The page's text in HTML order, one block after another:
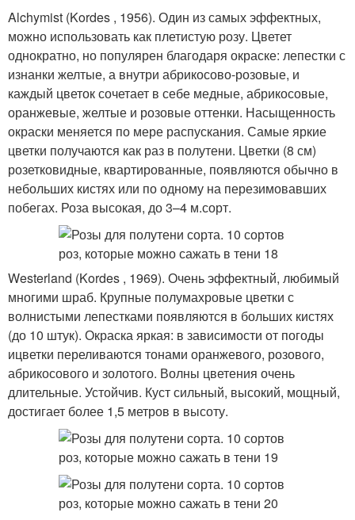
Alchymist (Kordes , 1956). Один из самых эффектных,
можно использовать как плетистую розу. Цветет
однократно, но популярен благодаря окраске: лепестки с
изнанки желтые, а внутри абрикосово-розовые, и
каждый цветок сочетает в себе медные, абрикосовые,
оранжевые, желтые и розовые оттенки. Насыщенность
окраски меняется по мере распускания. Самые яркие
цветки получаются как раз в полутени. Цветки (8 см)
розетковидные, квартированные, появляются обычно в
небольших кистях или по одному на перезимовавших
побегах. Роза высокая, до 3–4 м.сорт.
Westerland (Kordes , 1969). Очень эффектный, любимый
многими шраб. Крупные полумахровые цветки с
волнистыми лепестками появляются в больших кистях
(до 10 штук). Окраска яркая: в зависимости от погоды
ицветки переливаются тонами оранжевого, розового,
абрикосового и золотого. Волны цветения очень
длительные. Устойчив. Куст сильный, высокий, мощный,
достигает более 1,5 метров в высоту.